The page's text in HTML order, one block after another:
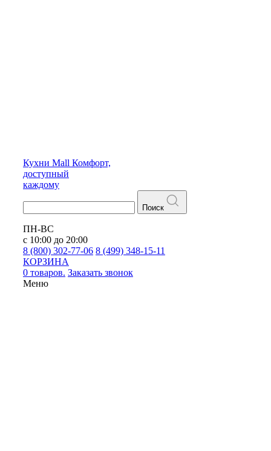
Кухни Mall Комфорт,
доступный
каждому
Поиск
ПН-ВС
с 10:00 до 20:00
8 (800) 302-77-06 8 (499) 348-15-11
КОРЗИНА
0 товаров. Заказать звонок
Меню